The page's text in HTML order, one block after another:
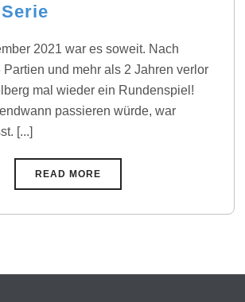
2021 war es soweit. Nach
Partien und mehr als 2 Jahren verlor
mal wieder ein Rundenspiel!
passieren würde, war
[...]
READ MORE